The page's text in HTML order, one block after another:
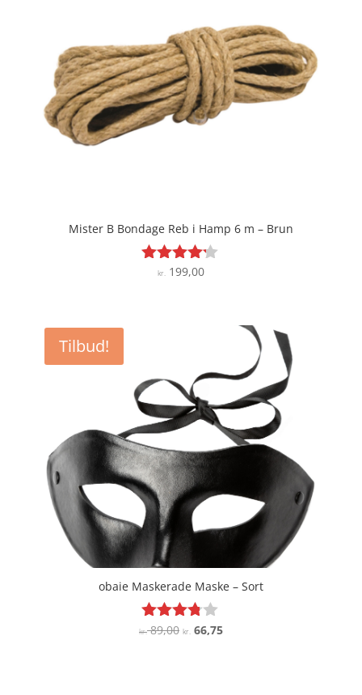
Mister B Bondage Reb i Hamp 6 m – Brun
Vurderet
kr.199,00
Tilbud!
obaie Maskerade Maske – Sort
Vurderet
kr.89,00 Den
kr. 66,75Den